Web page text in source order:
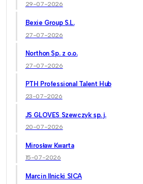
29-07-2026
Bexie Group S.L.
27-07-2026
Northon Sp. z o.o.
27-07-2026
PTH Professional Talent Hub
23-07-2026
JS GLOVES Szewczyk sp. j.
20-07-2026
Mirosław Kwarta
15-07-2026
Marcin Ilnicki SICA